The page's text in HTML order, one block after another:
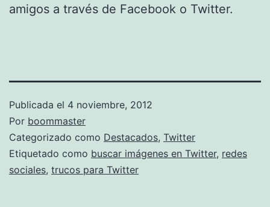
amigos a través de Facebook o Twitter.
Publicada el 4 noviembre, 2012
Por boommaster
Categorizado como Destacados, Twitter
Etiquetado como buscar imágenes en Twitter, redes
sociales, trucos para Twitter